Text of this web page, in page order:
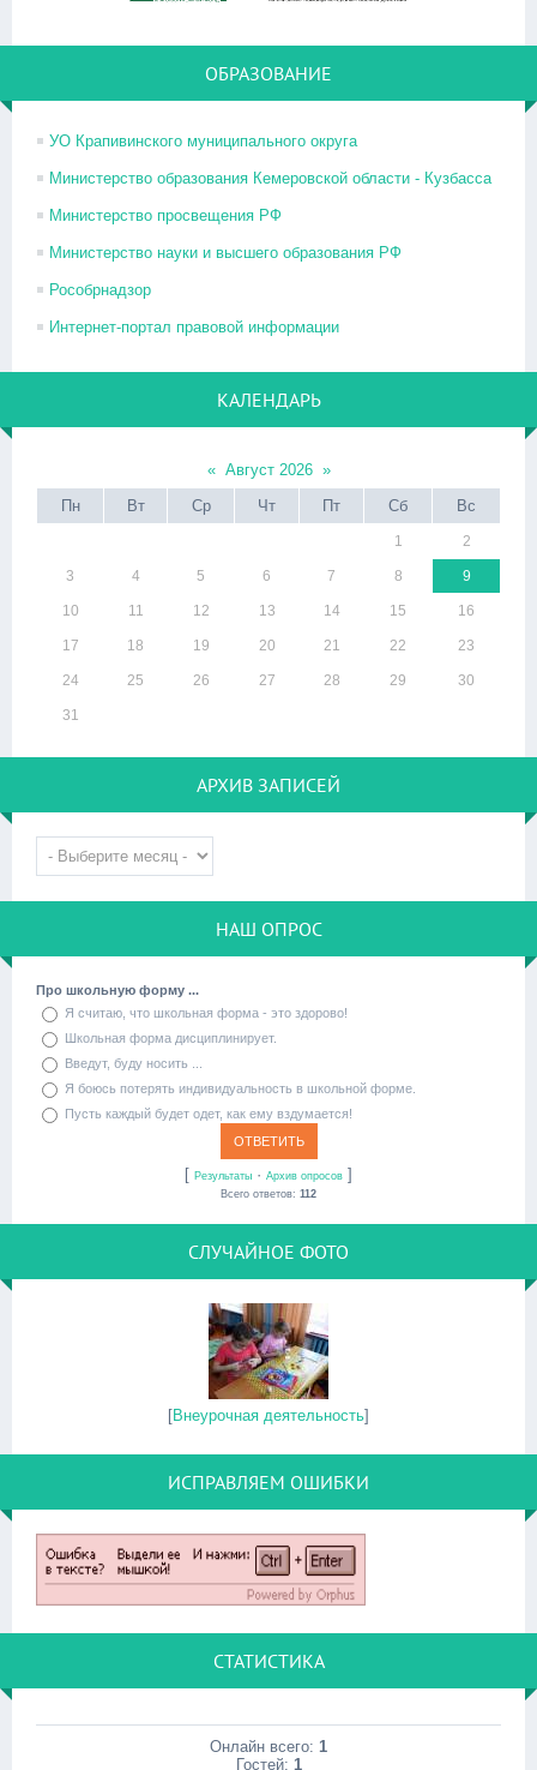
ОБРАЗОВАНИЕ
УО Крапивинского муниципального округа
Министерство образования Кемеровской области - Кузбасса
Министерство просвещения РФ
Министерство науки и высшего образования РФ
Рособрнадзор
Интернет-портал правовой информации
КАЛЕНДАРЬ
« Август 2026 »
Пн
Вт Ср Чт Пт Сб Вс
1 2
3 4 5 6 7 8 9
10 11 12 13 14 15 16
17 18 19 20 21 22 23
24 25 26 27 28 29 30
31
АРХИВ ЗАПИСЕЙ
НАШ ОПРОС
Про школьную форму ...
Я считаю, что школьная форма - это здорово!
Школьная форма дисциплинирует.
Введут, буду носить ...
Я боюсь потерять индивидуальность в школьной форме.
Пусть каждый будет одет, как ему вздумается!
[ Результаты · Архив опросов ]
Всего ответов: 112
СЛУЧАЙНОЕ ФОТО
[Внеурочная деятельность]
ИСПРАВЛЯЕМ ОШИБКИ
СТАТИСТИКА
Онлайн всего: 1
Гостей: 1